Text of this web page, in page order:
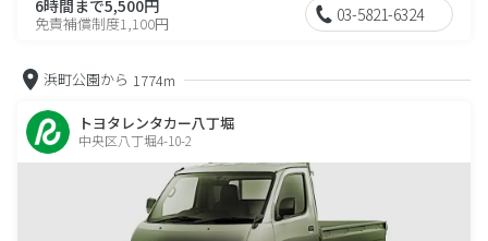
6時間まで5,500円
免責補償制度1,100円 03-5821-6324
浜町公園から 1774m
トヨタレンタカー八丁堀
中央区八丁堀4-10-2